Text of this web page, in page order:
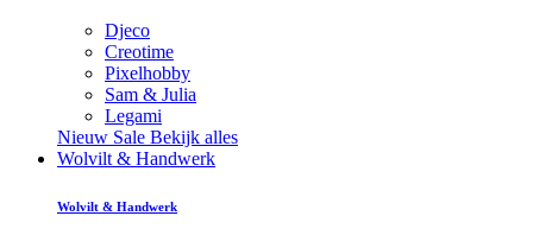
Djeco
Creotime
Pixelhobby
Sam & Julia
Legami
Nieuw Sale Bekijk alles
Wolvilt & Handwerk
Wolvilt & Handwerk